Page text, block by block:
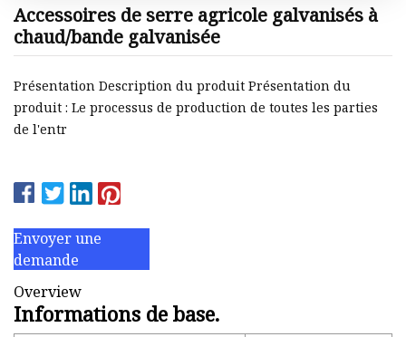
Accessoires de serre agricole galvanisés à
chaud/bande galvanisée
Présentation Description du produit Présentation du
produit : Le processus de production de toutes les parties
de l'entr
Envoyer une
demande
Overview
Informations de base.